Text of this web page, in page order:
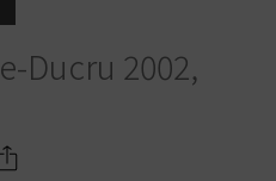
Ducru 2002,